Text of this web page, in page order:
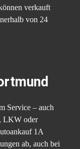
verkauft
von 24
Service – auch
LKW oder
1A
ab, auch bei